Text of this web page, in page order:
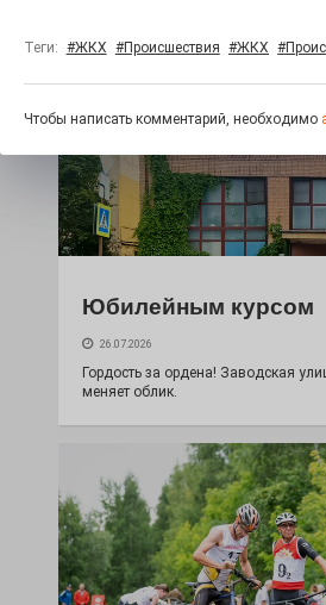
Юбилейным курсом
26.07.2026
Гордость за ордена! Заводская
меняет облик.
Теги: #ЖКХ #Происшествия #ЖКХ
Чтобы написать комментарий, необходимо